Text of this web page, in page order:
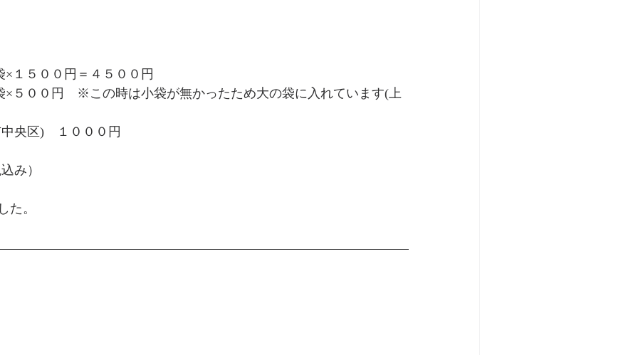
１５００円＝４５００円
×５００円　※この時は小袋が無かったため大の袋に入れています(上
央区)　１０００円
み）
た。